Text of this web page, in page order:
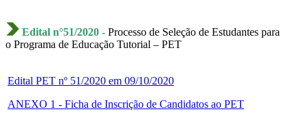
Edital n°51/2020 - Processo de Seleção de Estudantes para
o Programa de Educação Tutorial – PET
Edital PET nº 51/2020 em 09/10/2020
ANEXO 1 - Ficha de Inscrição de Candidatos ao PET